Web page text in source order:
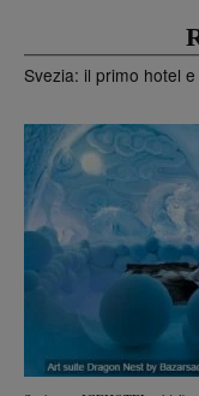
Svezia: il primo hotel